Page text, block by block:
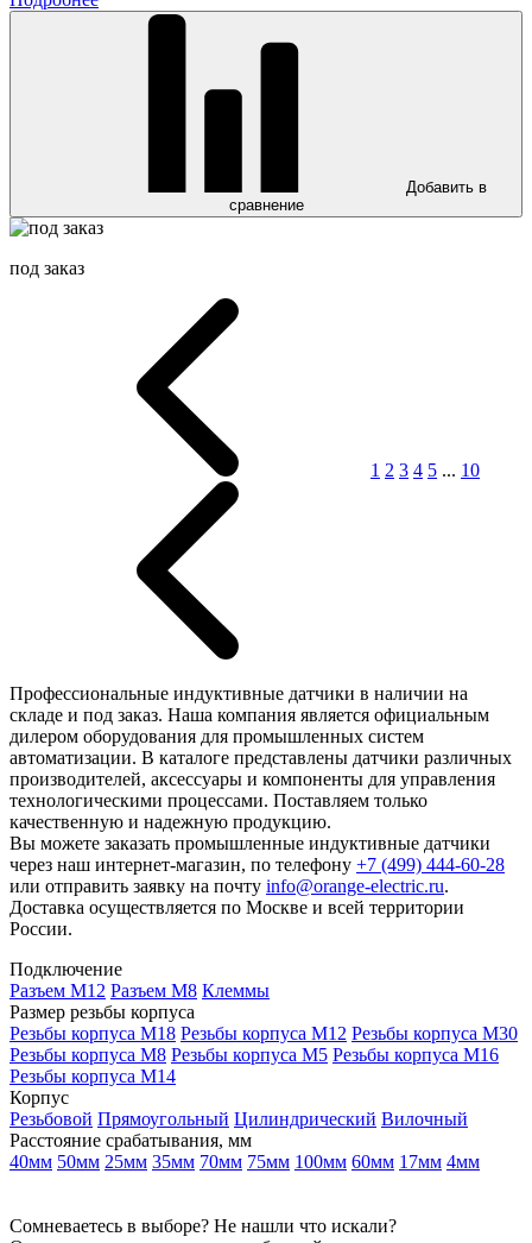
Добавить в
сравнение
под заказ
1 2 3 4 5 ... 10
Профессиональные индуктивные датчики в наличии на
складе и под заказ. Наша компания является официальным
дилером оборудования для промышленных систем
автоматизации. В каталоге представлены датчики различных
производителей, аксессуары и компоненты для управления
технологическими процессами. Поставляем только
качественную и надежную продукцию.
Вы можете заказать промышленные индуктивные датчики
через наш интернет-магазин, по телефону +7 (499) 444-60-28
или отправить заявку на почту info@orange-electric.ru.
Доставка осуществляется по Москве и всей территории
России.
Подключение
Разъем M12 Разъем M8 Клеммы
Размер резьбы корпуса
Резьбы корпуса М18 Резьбы корпуса М12 Резьбы корпуса М30
Резьбы корпуса М8 Резьбы корпуса М5 Резьбы корпуса М16
Резьбы корпуса М14
Корпус
Резьбовой Прямоугольный Цилиндрический Вилочный
Расстояние срабатывания, мм
40мм 50мм 25мм 35мм 70мм 75мм 100мм 60мм 17мм 4мм
Сомневаетесь в выборе? Не нашли что искали?